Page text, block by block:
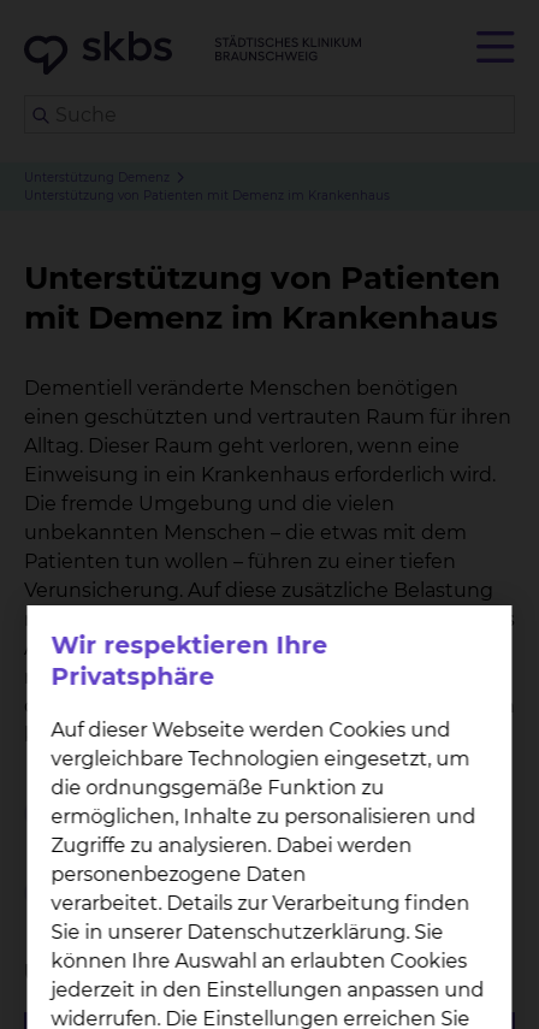
Unterstützung Demenz
Unterstützung von Patienten mit Demenz im Krankenhaus
Unterstützung von Patienten
mit Demenz im Krankenhaus
Dementiell veränderte Menschen benötigen
einen geschützten und vertrauten Raum für ihren
Alltag. Dieser Raum geht verloren, wenn eine
Einweisung in ein Krankenhaus erforderlich wird.
Die fremde Umgebung und die vielen
unbekannten Menschen – die etwas mit dem
Patienten tun wollen – führen zu einer tiefen
Verunsicherung. Auf diese zusätzliche Belastung
reagieren wir. Unser Ziel ist es, den Zeitrahmen des
Aufenthaltes auf das absolut notwendige Maß zu
reduzieren, indem der Aufenthalt mit den
diagnostischen und therapeutischen Maßnahmen
klar durchstrukturiert und organisiert wird.
Geplante Aufnahme
Ungeplante Aufnahme / Notfall
Unterlagen
Wir respektieren Ihre
Privatsphäre
Auf dieser Webseite werden Cookies und
vergleichbare Technologien eingesetzt, um
die ordnungsgemäße Funktion zu
ermöglichen, Inhalte zu personalisieren und
Zugriffe zu analysieren. Dabei werden
personenbezogene Daten
verarbeitet. Details zur Verarbeitung finden
Sie in unserer Datenschutzerklärung. Sie
können Ihre Auswahl an erlaubten Cookies
jederzeit in den Einstellungen anpassen und
widerrufen. Die Einstellungen erreichen Sie